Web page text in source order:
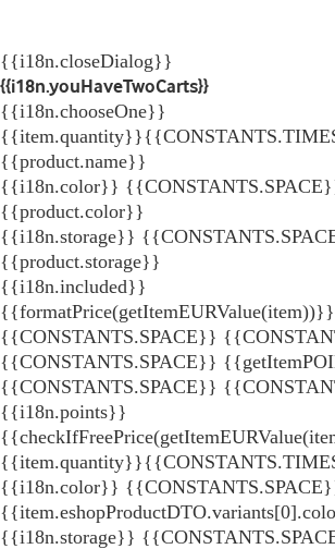
{{i18n.closeDialog}}
{{i18n.youHaveTwoCarts}}
{{i18n.chooseOne}}
{{product.name}}
{{i18n.color}}
{{product.color}}
{{i18n.storage}}
{{product.storage}}
{{i18n.included}}
{{formatPrice(getItemEURValue(item))}}
{{CONSTANTS.SPACE}}
{{CONSTANTS.SPACE}}
{{CONSTANTS.SPACE}}
{{i18n.points}}
{{i18n.color}}
{{i18n.storage}}